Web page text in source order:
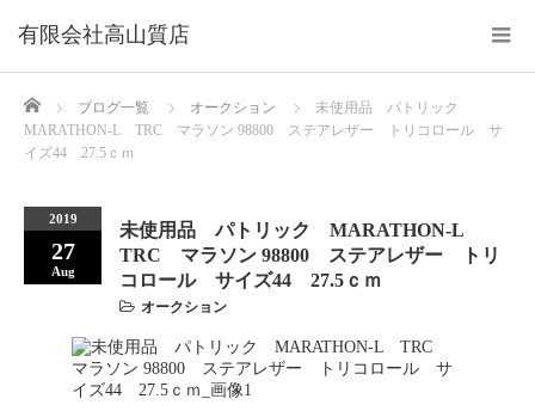
Home ブログ一覧 オークション
未使用品 パトリック
MARATHON-L TRC マラソン 98800 ステアレザー トリコロール サ
イズ44 27.5ｃｍ
2019
27
Aug
未使用品 パトリック MARATHON-L
TRC マラソン 98800 ステアレザー トリ
コロール サイズ44 27.5ｃｍ
オークション